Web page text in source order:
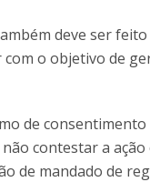
deve ser
o objetivo de
de
contestar a
de mandado de